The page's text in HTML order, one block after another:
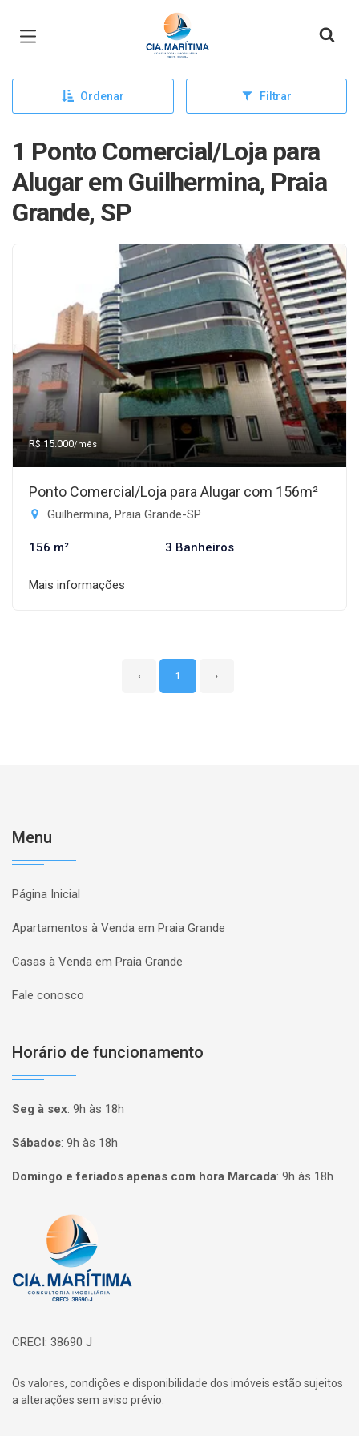
Página inicial
Ordenar Filtrar
1 Ponto Comercial/Loja para
Alugar em Guilhermina, Praia
Grande, SP
R$ 15.000/mês
Ponto Comercial/Loja para Alugar com 156m²
Guilhermina, Praia Grande-SP
156 m² 3 Banheiros
Mais informações
‹ 1 ›
Menu
Página Inicial
Apartamentos à Venda em Praia Grande
Casas à Venda em Praia Grande
Fale conosco
Horário de funcionamento
Seg à sex: 9h às 18h
Sábados: 9h às 18h
Domingo e feriados apenas com hora Marcada: 9h às 18h
Página inicial
CRECI: 38690 J
Os valores, condições e disponibilidade dos imóveis estão sujeitos
a alterações sem aviso prévio.